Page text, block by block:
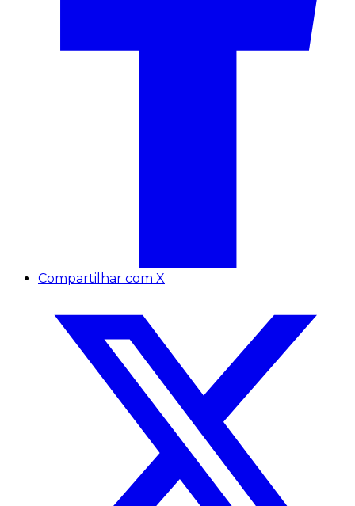
Compartilhar com X